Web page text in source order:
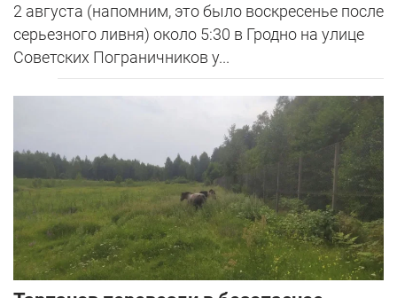
2 августа (напомним, это было воскресенье после
серьезного ливня) около 5:30 в Гродно на улице
Советских Пограничников у...